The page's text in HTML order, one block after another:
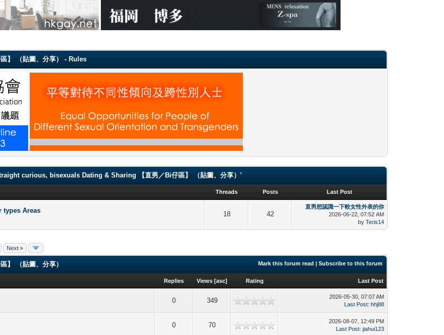
】 （貼圖、分享） - Rules
curious, bisexuals Dating & Sharing 【直男／Bi仔區】 （貼圖、分享）'
Threads Posts Last Post
types Areas 18 42
直男想認識一下較女性外表的你
2026-06-22, 07:52 AM
byTeris14
Next »
Mark this forum read |Subscribe to this forum
（貼圖、分享）
Replies Views [asc] Rating Last Post
0 349
2026-05-30, 07:07 AM
Last Post:hhj88
0 70
2026-08-07, 12:49 PM
Last Post:jiahui123